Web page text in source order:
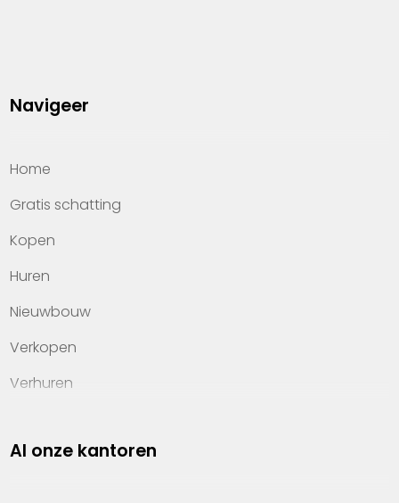
Navigeer
Home
Gratis schatting
Kopen
Huren
Nieuwbouw
Verkopen
Verhuren
Property management
Al onze kantoren